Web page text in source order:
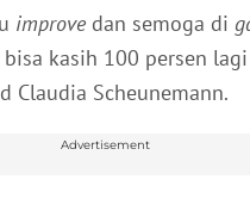
improvedan semoga di
kasih 100 persen
Claudia Scheunemann.
Advertisement